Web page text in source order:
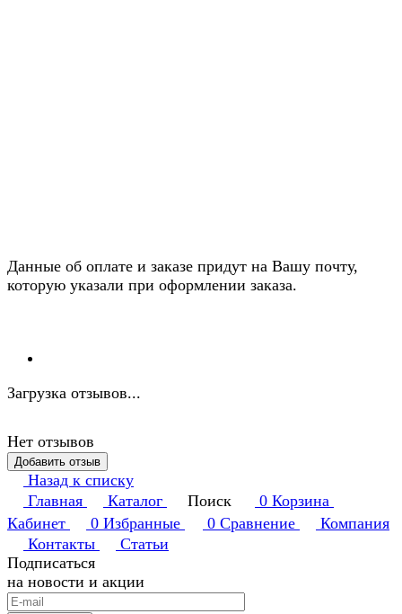
Данные об оплате и заказе придут на Вашу почту,
которую указали при оформлении заказа.
Загрузка отзывов...
Нет отзывов
Добавить отзыв
Назад к списку
Главная
Каталог Поиск 0 Корзина
Кабинет
0 Избранные 0 Сравнение
Компания
Контакты
Статьи
Подписаться
на новости и акции